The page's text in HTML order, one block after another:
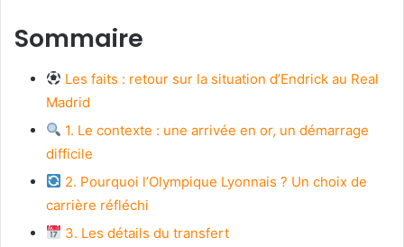
Sommaire
Les faits : retour sur la situation d’Endrick au Real
Madrid
1. Le contexte : une arrivée en or, un démarrage
difficile
2. Pourquoi l’Olympique Lyonnais ? Un choix de
carrière réfléchi
3. Les détails du transfert